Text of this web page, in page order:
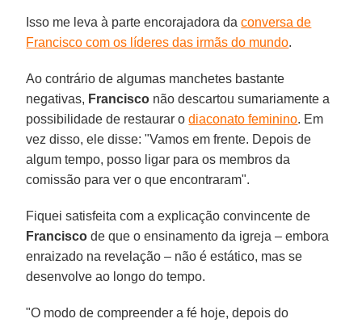
Isso me leva à parte encorajadora daconversa de
Francisco com os líderes das irmãs do mundo.
Ao contrário de algumas manchetes bastante
negativas, Francisco não descartou sumariamente a
possibilidade de restaurar odiaconato feminino. Em
vez disso, ele disse: "Vamos em frente. Depois de
algum tempo, posso ligar para os membros da
comissão para ver o que encontraram".
Fiquei satisfeita com a explicação convincente de
Francisco de que o ensinamento da igreja – embora
enraizado na revelação – não é estático, mas se
desenvolve ao longo do tempo.
"O modo de compreender a fé hoje, depois do